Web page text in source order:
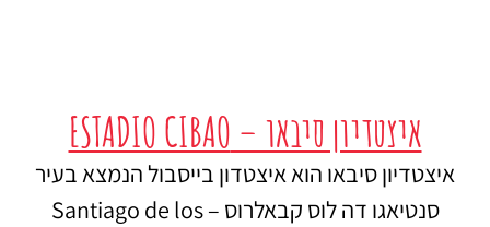
איצטדיון סיבאו – ESTADIO CIBAO
איצטדיון סיבאו הוא איצטדון בייסבול הנמצא בעיר
סנטיאגו דה לוס קבאלרוס – Santiago de los